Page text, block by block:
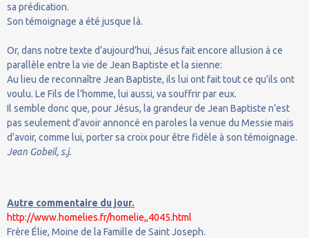
sa prédication.
Son témoignage a été jusque là.
Or, dans notre texte d’aujourd’hui, Jésus fait encore allusion à ce
parallèle entre la vie de Jean Baptiste et la sienne:
Au lieu de reconnaître Jean Baptiste, ils lui ont fait tout ce qu’ils ont
voulu. Le Fils de l’homme, lui aussi, va souffrir par eux.
Il semble donc que, pour Jésus, la grandeur de Jean Baptiste n’est
pas seulement d’avoir annoncé en paroles la venue du Messie mais
d’avoir, comme lui, porter sa croix pour être fidèle à son témoignage.
Jean Gobeil, s.j.
Autre commentaire du jour.
http://www.homelies.fr/homelie,,4045.html
Frère Élie, Moine de la Famille de Saint Joseph.